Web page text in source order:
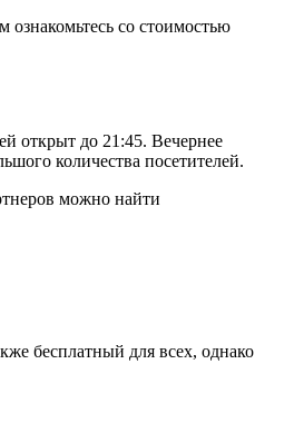
со стоимостью
открыт до 21:45. Вечернее
количества посетителей.
можно найти
бесплатный для всех, однако